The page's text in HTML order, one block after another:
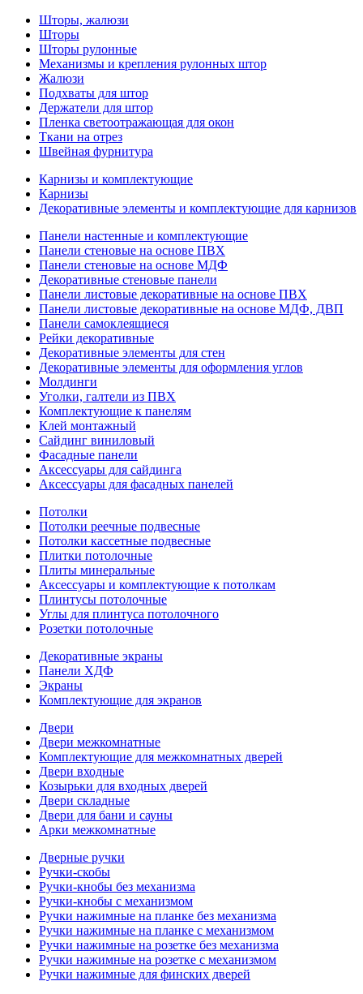
Шторы, жалюзи
Шторы
Шторы рулонные
Механизмы и крепления рулонных штор
Жалюзи
Подхваты для штор
Держатели для штор
Пленка светоотражающая для окон
Ткани на отрез
Швейная фурнитура
Карнизы и комплектующие
Карнизы
Декоративные элементы и комплектующие для карнизов
Панели настенные и комплектующие
Панели стеновые на основе ПВХ
Панели стеновые на основе МДФ
Декоративные стеновые панели
Панели листовые декоративные на основе ПВХ
Панели листовые декоративные на основе МДФ, ДВП
Панели самоклеящиеся
Рейки декоративные
Декоративные элементы для стен
Декоративные элементы для оформления углов
Молдинги
Уголки, галтели из ПВХ
Комплектующие к панелям
Клей монтажный
Сайдинг виниловый
Фасадные панели
Аксессуары для сайдинга
Аксессуары для фасадных панелей
Потолки
Потолки реечные подвесные
Потолки кассетные подвесные
Плитки потолочные
Плиты минеральные
Аксессуары и комплектующие к потолкам
Плинтусы потолочные
Углы для плинтуса потолочного
Розетки потолочные
Декоративные экраны
Панели ХДФ
Экраны
Комплектующие для экранов
Двери
Двери межкомнатные
Комплектующие для межкомнатных дверей
Двери входные
Козырьки для входных дверей
Двери складные
Двери для бани и сауны
Арки межкомнатные
Дверные ручки
Ручки-скобы
Ручки-кнобы без механизма
Ручки-кнобы с механизмом
Ручки нажимные на планке без механизма
Ручки нажимные на планке с механизмом
Ручки нажимные на розетке без механизма
Ручки нажимные на розетке с механизмом
Ручки нажимные для финских дверей